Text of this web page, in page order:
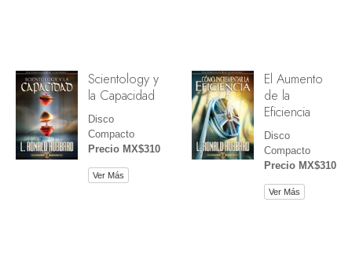
Scientology y
la Capacidad
Disco
Compacto
Precio MX$310
Ver Más
El Aumento
de la
Eficiencia
Disco
Compacto
Precio MX$310
Ver Más